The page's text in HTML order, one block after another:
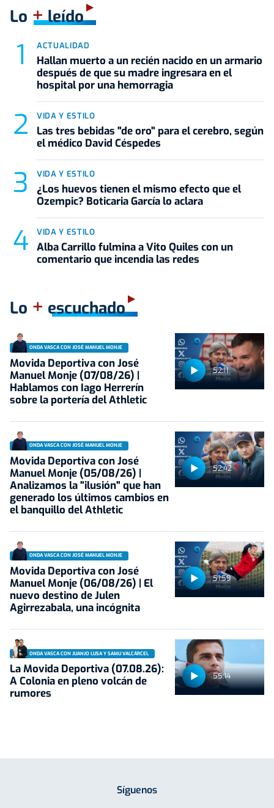
Lo +leído
ACTUALIDAD
Hallan muerto a un recién nacido en un armario
después de que su madre ingresara en el
hospital por una hemorragia
VIDA Y ESTILO
Las tres bebidas "de oro" para el cerebro, según
el médico David Céspedes
VIDA Y ESTILO
¿Los huevos tienen el mismo efecto que el
Ozempic? Boticaria García lo aclara
VIDA Y ESTILO
Alba Carrillo fulmina a Vito Quiles con un
comentario que incendia las redes
Lo + escuchado
52:11
ONDA VASCA CON JOSÉ MANUEL MONJE
Movida Deportiva con José
Manuel Monje (07/08/26) |
Hablamos con Iago Herrerín
sobre la portería del Athletic
52:42
ONDA VASCA CON JOSÉ MANUEL MONJE
Movida Deportiva con José
Manuel Monje (05/08/26) |
Analizamos la "ilusión" que han
generado los últimos cambios en
el banquillo del Athletic
51:59
ONDA VASCA CON JOSÉ MANUEL MONJE
Movida Deportiva con José
Manuel Monje (06/08/26) | El
nuevo destino de Julen
Agirrezabala, una incógnita
55:14
ONDA VASCA CON JUANJO LUSA Y SAMU VALCÁRCEL
La Movida Deportiva (07.08.26):
A Colonia en pleno volcán de
rumores
Síguenos